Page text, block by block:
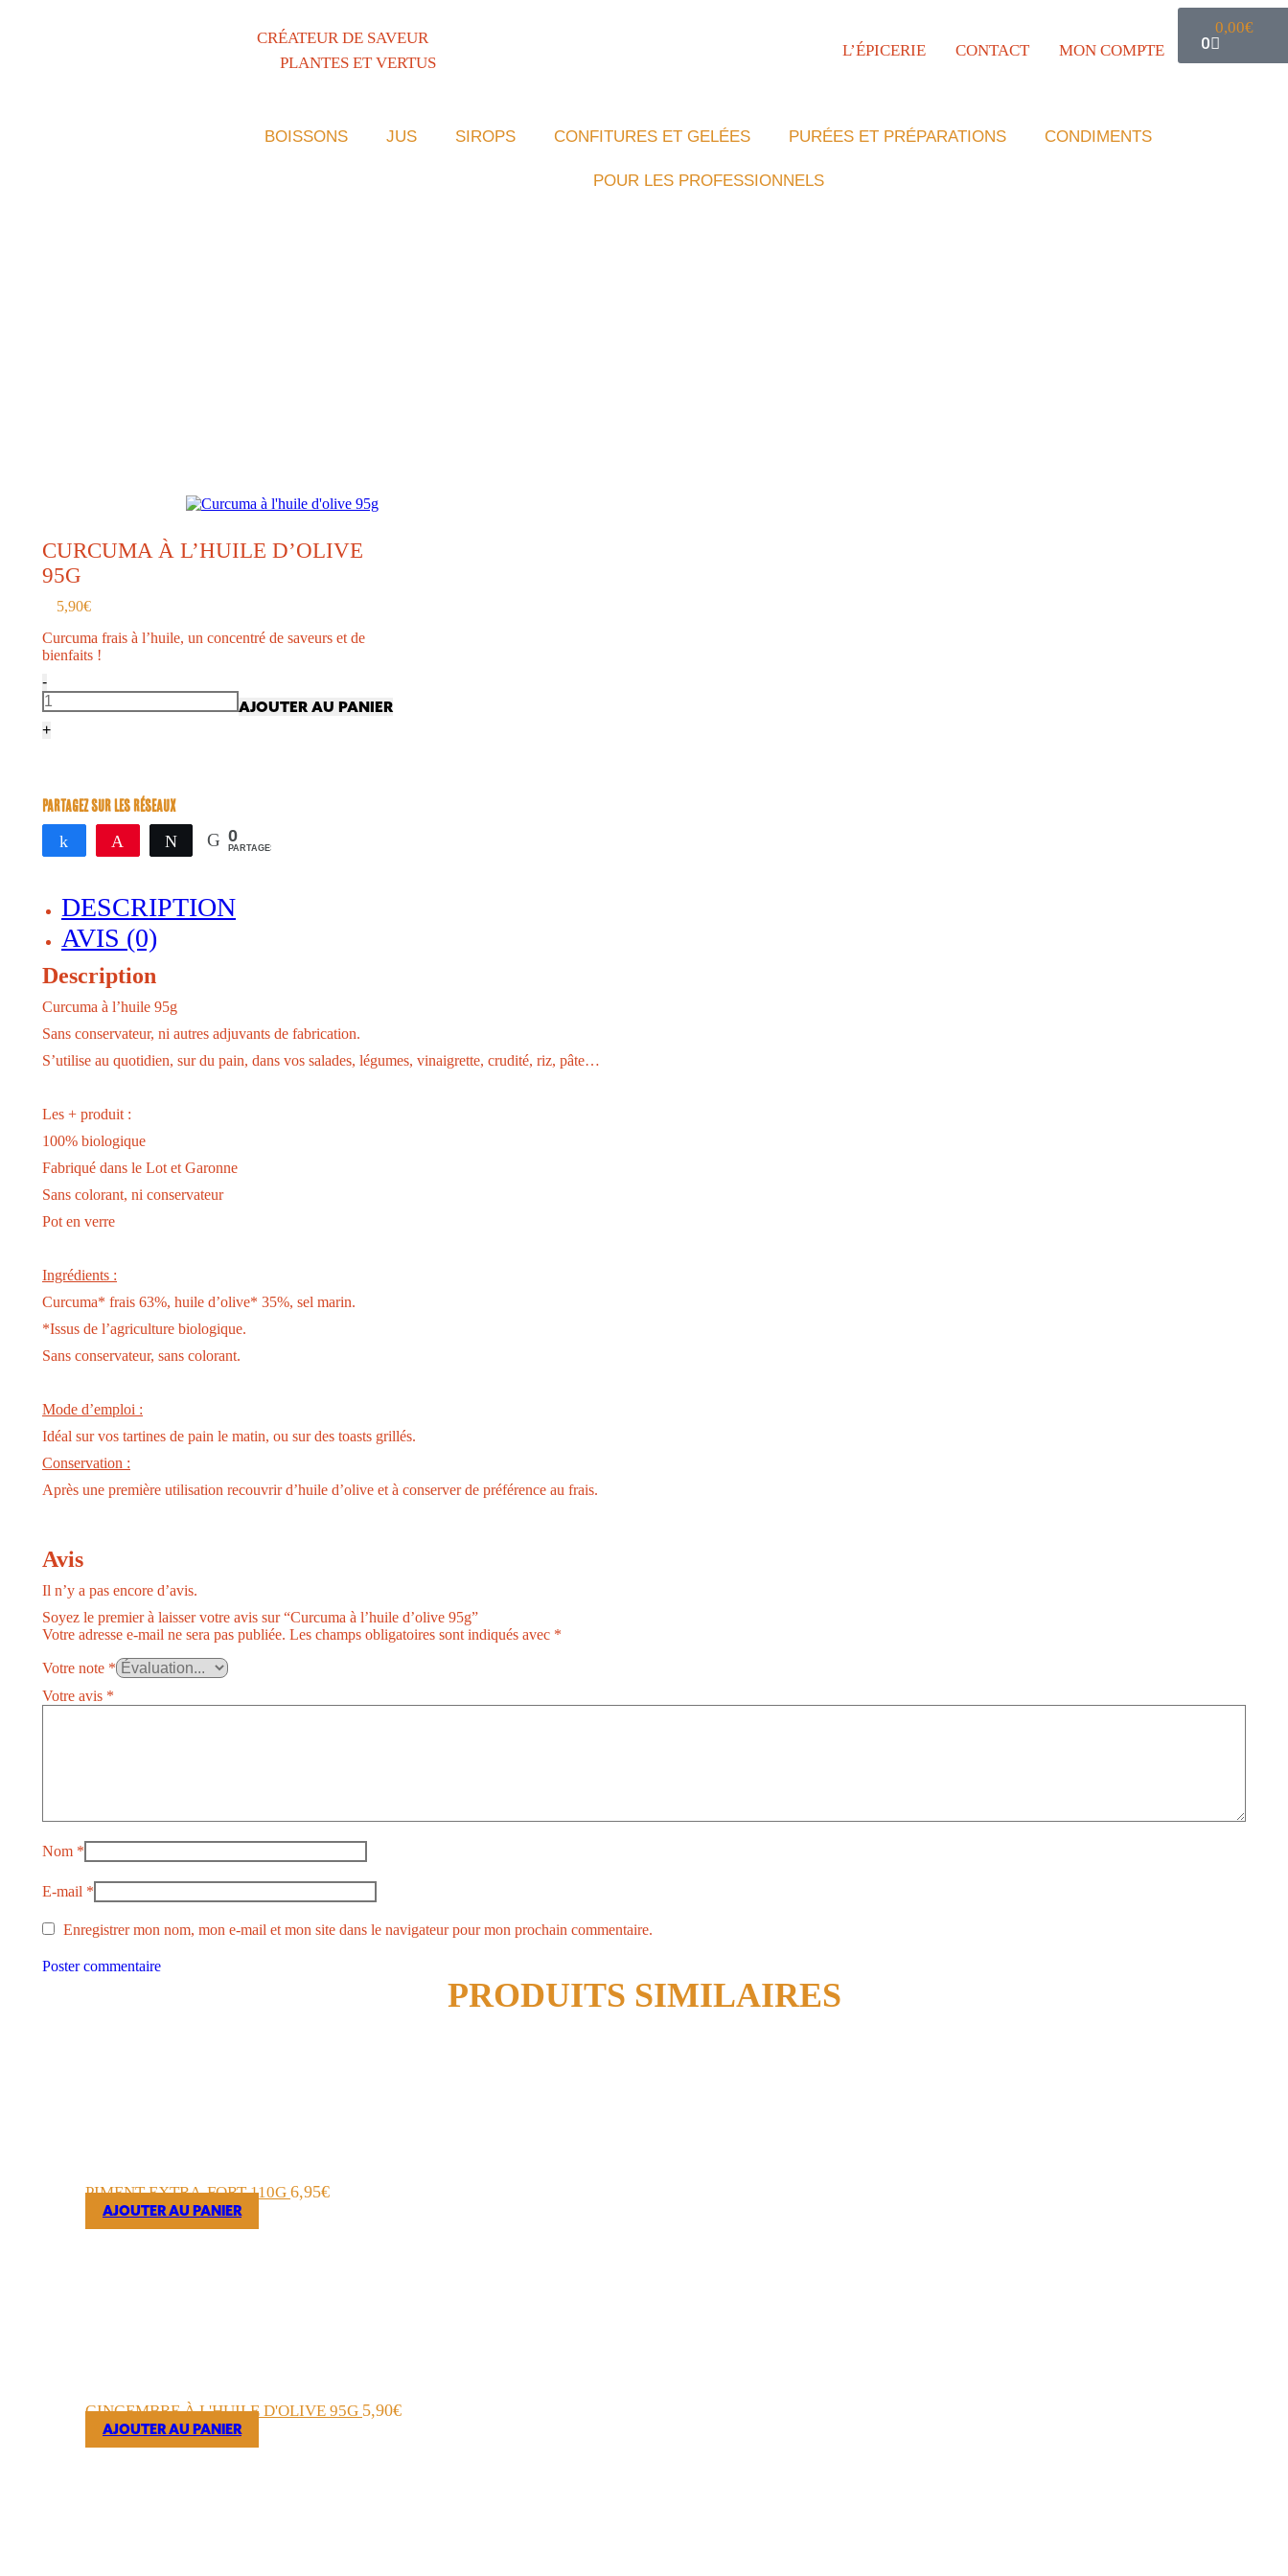
0,00€
0
CRÉATEUR DE SAVEUR
PLANTES ET VERTUS
L’ÉPICERIE CONTACT MON COMPTE
BOISSONS JUS SIROPS CONFITURES ET GELÉES PURÉES ET PRÉPARATIONS CONDIMENTS
POUR LES PROFESSIONNELS
CURCUMA À L’HUILE D’OLIVE
95G
5,90€
Curcuma frais à l’huile, un concentré de saveurs et de
bienfaits !
AJOUTER AU PANIER
Partagez sur les réseaux
Partagez Épingle Tweetez
0
PARTAGES
DESCRIPTION
AVIS (0)
Description
Curcuma à l’huile 95g
Sans conservateur, ni autres adjuvants de fabrication.
S’utilise au quotidien, sur du pain, dans vos salades, légumes, vinaigrette, crudité, riz, pâte…
Les + produit :
100% biologique
Fabriqué dans le Lot et Garonne
Sans colorant, ni conservateur
Pot en verre
Ingrédients :
Curcuma* frais 63%, huile d’olive* 35%, sel marin.
*Issus de l’agriculture biologique.
Sans conservateur, sans colorant.
Mode d’emploi :
Idéal sur vos tartines de pain le matin, ou sur des toasts grillés.
Conservation :
Après une première utilisation recouvrir d’huile d’olive et à conserver de préférence au frais.
Avis
Il n’y a pas encore d’avis.
Soyez le premier à laisser votre avis sur “Curcuma à l’huile d’olive 95g”
Votre adresse e-mail ne sera pas publiée. Les champs obligatoires sont indiqués avec *
Votre note *
Votre avis *
Nom *
E-mail *
Enregistrer mon nom, mon e-mail et mon site dans le navigateur pour mon prochain commentaire.
Poster commentaire
PRODUITS SIMILAIRES
PIMENT EXTRA-FORT 110G 6,95€
AJOUTER AU PANIER
GINGEMBRE À L'HUILE D'OLIVE 95G 5,90€
AJOUTER AU PANIER